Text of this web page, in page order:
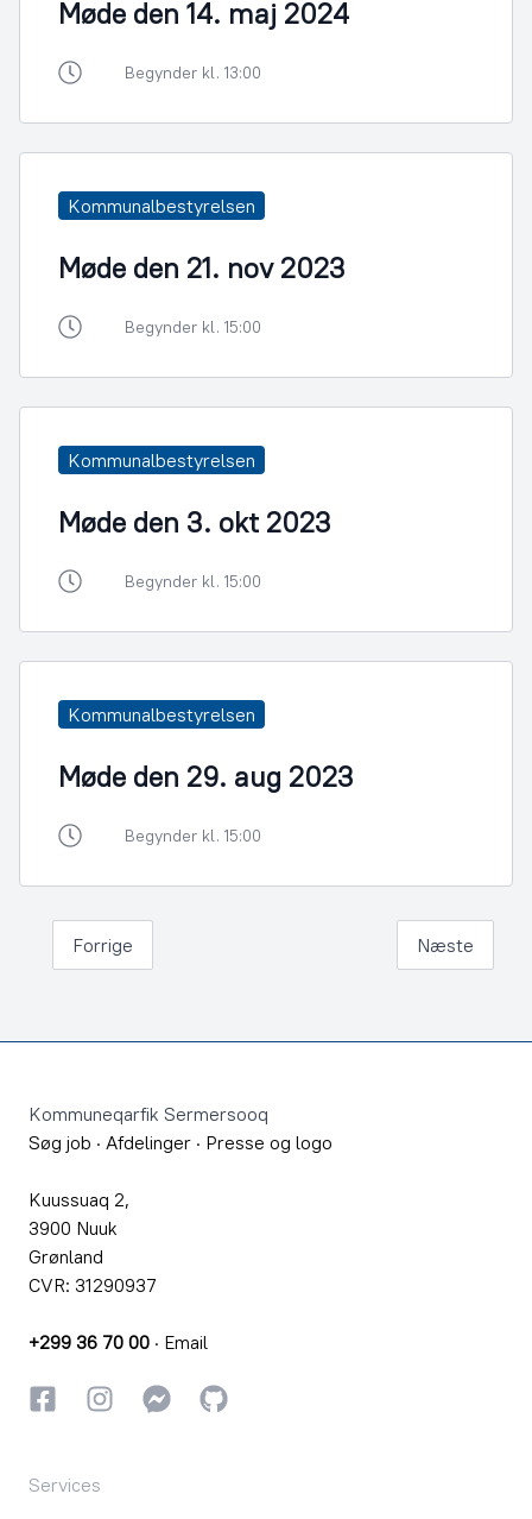
Møde den 14. maj 2024
Begynder kl. 13:00
Kommunalbestyrelsen
Møde den 21. nov 2023
Begynder kl. 15:00
Kommunalbestyrelsen
Møde den 3. okt 2023
Begynder kl. 15:00
Kommunalbestyrelsen
Møde den 29. aug 2023
Begynder kl. 15:00
Forrige Næste
Kommuneqarfik Sermersooq
Søg job · Afdelinger · Presse og logo
Kuussuaq 2,
3900 Nuuk
Grønland
CVR: 31290937
+299 36 70 00 · Email
FacebookInstagramInstagram
GitHub
Services